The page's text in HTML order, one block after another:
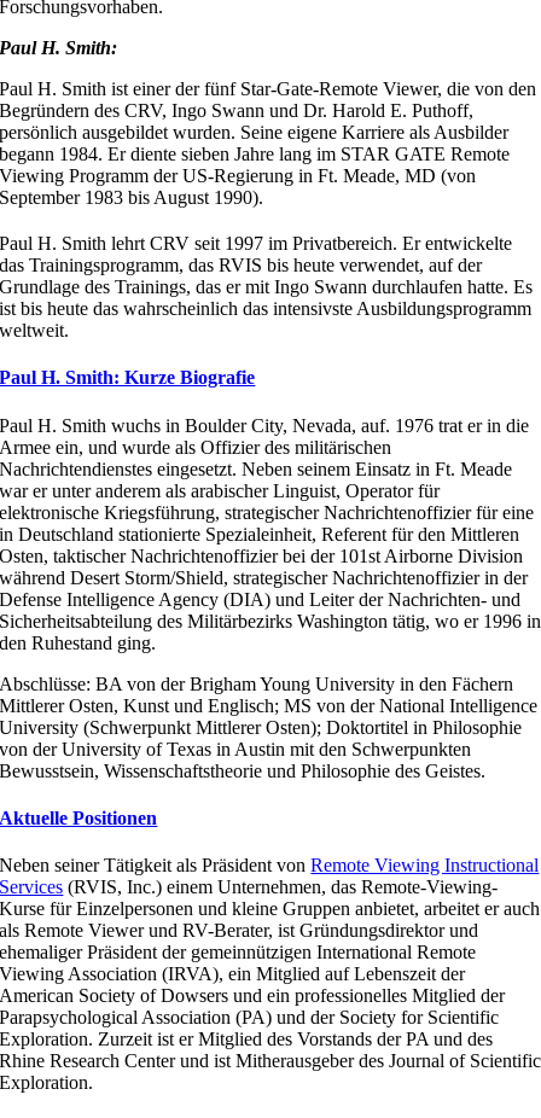
Forschungsvorhaben.
Paul H. Smith:
Paul H. Smith ist einer der fünf Star-Gate-Remote Viewer, die von den
Begründern des CRV, Ingo Swann und Dr. Harold E. Puthoff,
persönlich ausgebildet wurden. Seine eigene Karriere als Ausbilder
begann 1984. Er diente sieben Jahre lang im STAR GATE Remote
Viewing Programm der US-Regierung in Ft. Meade, MD (von
September 1983 bis August 1990).
Paul H. Smith lehrt CRV seit 1997 im Privatbereich. Er entwickelte
das Trainingsprogramm, das RVIS bis heute verwendet, auf der
Grundlage des Trainings, das er mit Ingo Swann durchlaufen hatte. Es
ist bis heute das wahrscheinlich das intensivste Ausbildungsprogramm
weltweit.
Paul H. Smith: Kurze Biografie
Paul H. Smith wuchs in Boulder City, Nevada, auf. 1976 trat er in die
Armee ein, und wurde als Offizier des militärischen
Nachrichtendienstes eingesetzt. Neben seinem Einsatz in Ft. Meade
war er unter anderem als arabischer Linguist, Operator für
elektronische Kriegsführung, strategischer Nachrichtenoffizier für eine
in Deutschland stationierte Spezialeinheit, Referent für den Mittleren
Osten, taktischer Nachrichtenoffizier bei der 101st Airborne Division
während Desert Storm/Shield, strategischer Nachrichtenoffizier in der
Defense Intelligence Agency (DIA) und Leiter der Nachrichten- und
Sicherheitsabteilung des Militärbezirks Washington tätig, wo er 1996 in
den Ruhestand ging.
Abschlüsse: BA von der Brigham Young University in den Fächern
Mittlerer Osten, Kunst und Englisch; MS von der National Intelligence
University (Schwerpunkt Mittlerer Osten); Doktortitel in Philosophie
von der University of Texas in Austin mit den Schwerpunkten
Bewusstsein, Wissenschaftstheorie und Philosophie des Geistes.
Aktuelle Positionen
Neben seiner Tätigkeit als Präsident vonRemote Viewing Instructional
Services (RVIS, Inc.) einem Unternehmen, das Remote-Viewing-
Kurse für Einzelpersonen und kleine Gruppen anbietet, arbeitet er auch
als Remote Viewer und RV-Berater, ist Gründungsdirektor und
ehemaliger Präsident der gemeinnützigen International Remote
Viewing Association (IRVA), ein Mitglied auf Lebenszeit der
American Society of Dowsers und ein professionelles Mitglied der
Parapsychological Association (PA) und der Society for Scientific
Exploration. Zurzeit ist er Mitglied des Vorstands der PA und des
Rhine Research Center und ist Mitherausgeber des Journal of Scientific
Exploration.